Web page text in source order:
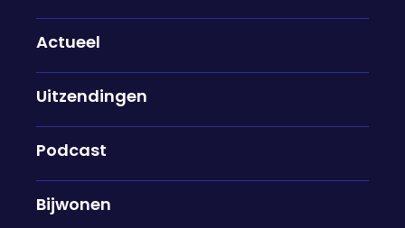
Actueel
Uitzendingen
Podcast
Bijwonen
Onderhandelen in het dagelijks
leven: "Op het moment dat je
alternatieven hebt, zit je sterker
aan tafel"
Salarisverhoging, wie ruimt de vaatwasser uit of